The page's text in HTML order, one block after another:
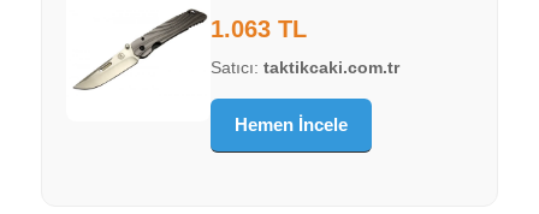
1.063 TL
Satıcı:taktikcaki.com.tr
Hemen İncele